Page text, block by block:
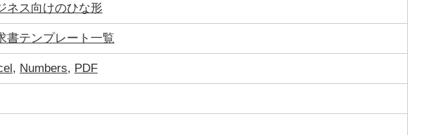
ネス向けのひな形
書テンプレート一覧
, Numbers, PDF